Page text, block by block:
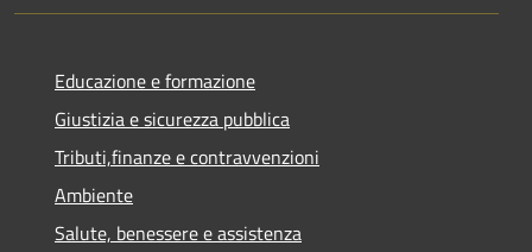
Educazione e formazione
Giustizia e sicurezza pubblica
Tributi,finanze e contravvenzioni
Ambiente
Salute, benessere e assistenza